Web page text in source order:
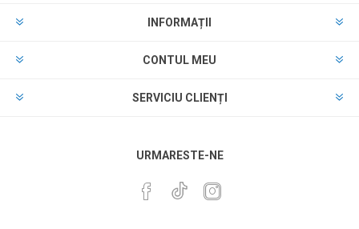
INFORMAȚII
CONTUL MEU
SERVICIU CLIENȚI
URMARESTE-NE